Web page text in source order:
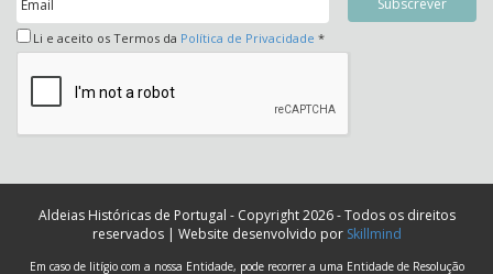
Li e aceito os Termos da Política de Privacidade *
Aldeias Históricas de Portugal - Copyright 2026 - Todos os direitos
reservados | Website desenvolvido por Skillmind
Em caso de litígio com a nossa Entidade, pode recorrer a uma Entidade de Resolução